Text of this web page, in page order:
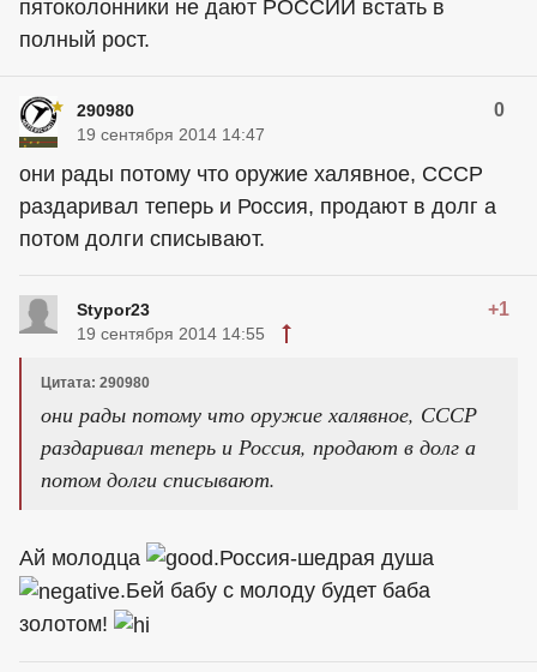
пятоколонники не дают РОССИЙ встать в
полный рост.
290980 0
19 сентября 2014 14:47
они рады потому что оружие халявное, СССР
раздаривал теперь и Россия, продают в долг а
потом долги списывают.
Stypor23 +1
19 сентября 2014 14:55
Цитата: 290980
они рады потому что оружие халявное, СССР
раздаривал теперь и Россия, продают в долг а
потом долги списывают.
Ай молодца
.Россия-шедрая душа
.Бей бабу с молоду будет баба
золотом!